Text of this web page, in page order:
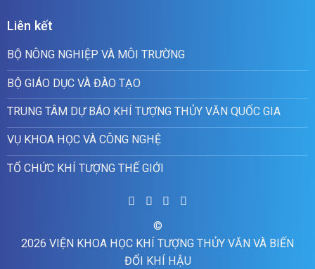
Liên kết
BỘ NÔNG NGHIỆP VÀ MÔI TRƯỜNG
BỘ GIÁO DỤC VÀ ĐÀO TẠO
TRUNG TÂM DỰ BÁO KHÍ TƯỢNG THỦY VĂN QUỐC GIA
VỤ KHOA HỌC VÀ CÔNG NGHỆ
TỔ CHỨC KHÍ TƯỢNG THẾ GIỚI
©
2026 VIỆN KHOA HỌC KHÍ TƯỢNG THỦY VĂN VÀ BIẾN
ĐỔI KHÍ HẬU